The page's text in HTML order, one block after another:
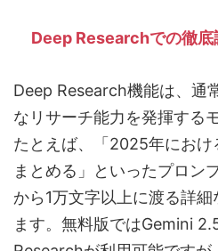
Deep Researchでの徹底
Deep Research機能は、通
なリサーチ能力を発揮する
たとえば、「2025年におけ
まとめる」といったプロン
から1万文字以上に渡る詳
ます。無料版ではGemini